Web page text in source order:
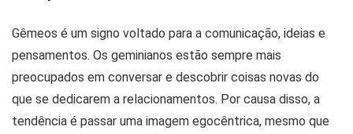
Gêmeos é um signo voltado para a comunicação, ideias e
pensamentos. Os geminianos estão sempre mais
preocupados em conversar e descobrir coisas novas do
que se dedicarem a relacionamentos. Por causa disso, a
tendência é passar uma imagem egocêntrica, mesmo que